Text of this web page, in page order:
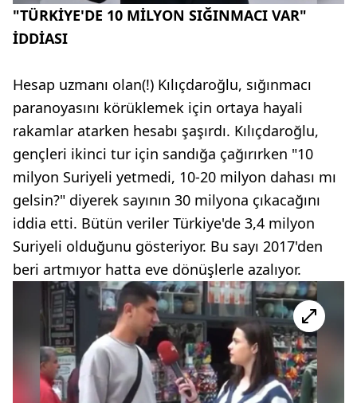
"TÜRKİYE'DE 10 MİLYON SIĞINMACI VAR"
İDDİASI
Hesap uzmanı olan(!) Kılıçdaroğlu, sığınmacı
paranoyasını körüklemek için ortaya hayali
rakamlar atarken hesabı şaşırdı. Kılıçdaroğlu,
gençleri ikinci tur için sandığa çağırırken "10
milyon Suriyeli yetmedi, 10-20 milyon dahası mı
gelsin?" diyerek sayının 30 milyona çıkacağını
iddia etti. Bütün veriler Türkiye'de 3,4 milyon
Suriyeli olduğunu gösteriyor. Bu sayı 2017'den
beri artmıyor hatta eve dönüşlerle azalıyor.